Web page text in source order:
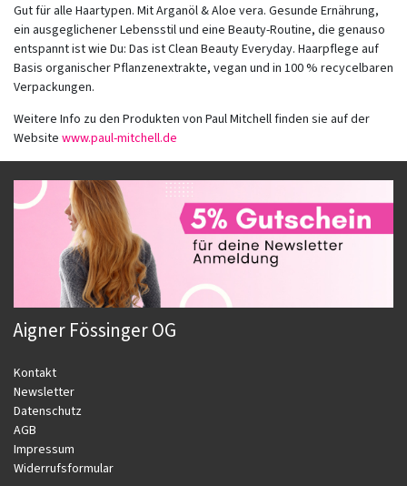
Gut für alle Haartypen. Mit Arganöl & Aloe vera. Gesunde Ernährung,
ein ausgeglichener Lebensstil und eine Beauty-Routine, die genauso
entspannt ist wie Du: Das ist Clean Beauty Everyday. Haarpflege auf
Basis organischer Pflanzenextrakte, vegan und in 100 % recycelbaren
Verpackungen.
Weitere Info zu den Produkten von Paul Mitchell finden sie auf der
Website www.paul-mitchell.de
Aigner Fössinger OG
Kontakt
Newsletter
Datenschutz
AGB
Impressum
Widerrufsformular